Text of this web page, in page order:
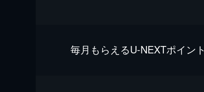
毎⽉もらえるU-NEXTポイント